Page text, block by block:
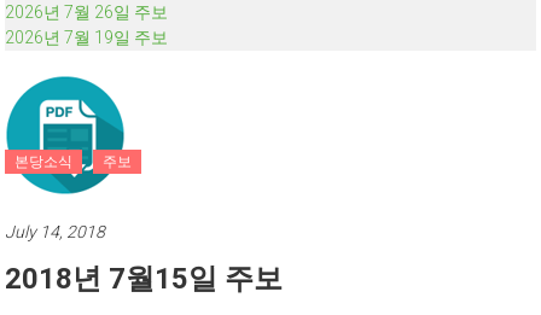
2026년 7월 26일 주보
2026년 7월 19일 주보
본당소식 주보
July 14, 2018
2018년 7월15일 주보